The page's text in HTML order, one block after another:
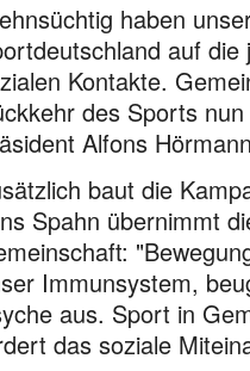
haben
auf
Kontakte.
des Sports
Alfons
baut die
Spahn übernimmt
Immunsystem,
aus. Sport in
das soziale